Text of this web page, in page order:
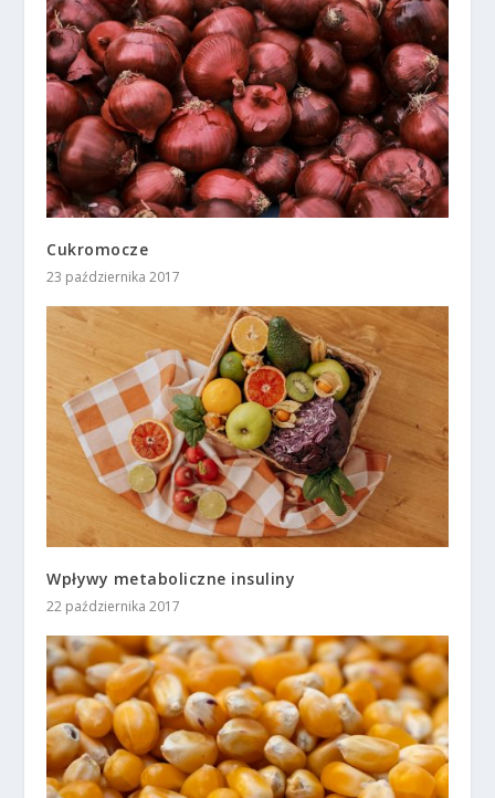
Cukromocze
23 października 2017
Wpływy metaboliczne insuliny
22 października 2017